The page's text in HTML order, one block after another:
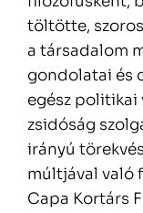
töltötte,
a társadalom
gondolatai és
egész politikai
zsidóság
irányú
múltjával való
Capa Kortárs